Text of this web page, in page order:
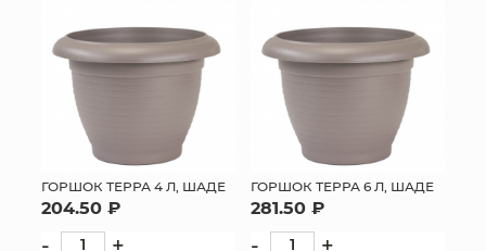
ГОРШОК ТЕРРА 4 Л, ШАДЕ
204.50 ₽
- +
ГОРШОК ТЕРРА 6 Л, ШАДЕ
281.50 ₽
- +